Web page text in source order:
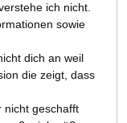
ich nicht.
sowie
dich an weil
die zeigt, dass
nicht geschafft